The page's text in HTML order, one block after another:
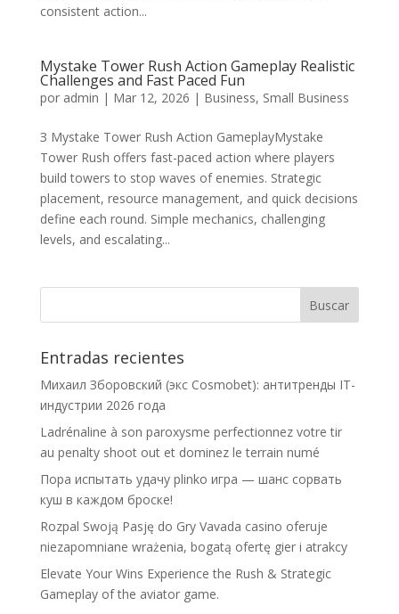
consistent action...
Mystake Tower Rush Action Gameplay Realistic
Challenges and Fast Paced Fun
por admin | Mar 12, 2026 | Business, Small Business
З Mystake Tower Rush Action GameplayMystake
Tower Rush offers fast-paced action where players
build towers to stop waves of enemies. Strategic
placement, resource management, and quick decisions
define each round. Simple mechanics, challenging
levels, and escalating...
Entradas recientes
Михаил Зборовский (экс Cosmobet): антитренды IT-
индустрии 2026 года
Ladrénaline à son paroxysme perfectionnez votre tir
au penalty shoot out et dominez le terrain numé
Пора испытать удачу plinko игра — шанс сорвать
куш в каждом броске!
Rozpal Swoją Pasję do Gry Vavada casino oferuje
niezapomniane wrażenia, bogatą ofertę gier i atrakcy
Elevate Your Wins Experience the Rush & Strategic
Gameplay of the aviator game.